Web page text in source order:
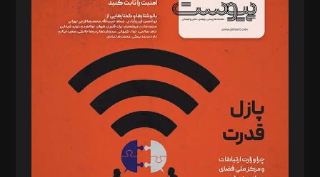
د‌بیر خدمت و تجارت: ابوالفضل رجبی
د‌بیر حقوق فناوری: حسام‌الدین ایپکچی
د‌بیر پیوست جهان: مینا پاکدل
د‌بیر تحریریه آنلاین: بابک نقاش
تحریریه‌: مجتبی محمود‌ی، آرش برهمند، یسنا امان‌پور، سروش کرمیان،
مصطفی مسجدی آرانی، ابوالفضل رجبی، زهرا فکرانه، فائزه فتحی
رستمی،مصطفی باستان
ویرایش: نگار استاد‌‌آقا
طراح یونیفرم: مجید توکلی